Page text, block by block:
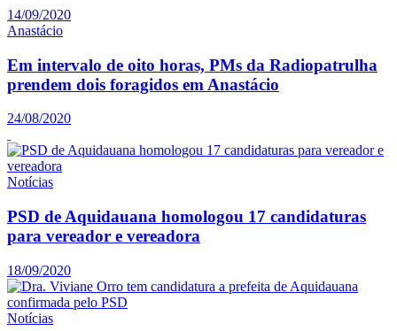
14/09/2020
Anastácio
Em intervalo de oito horas, PMs da Radiopatrulha
prendem dois foragidos em Anastácio
24/08/2020
Notícias
PSD de Aquidauana homologou 17 candidaturas
para vereador e vereadora
18/09/2020
Notícias